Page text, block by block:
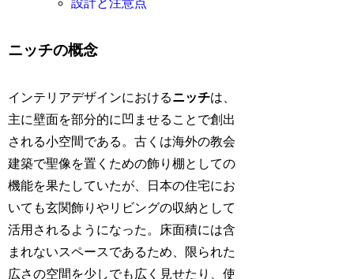
設計と注意点
ニッチの概念
インテリアデザインにおけるニッチは、
主に壁面を部分的に凹ませることで創出
される小空間である。古くは海外の教会
建築で聖像を置くための飾り棚としての
機能を果たしていたが、日本の住宅にお
いても玄関飾りやリビングの収納として
活用されるようになった。床面積には含
まれないスペースであるため、限られた
広さの空間を少しでも広く見せたり、使